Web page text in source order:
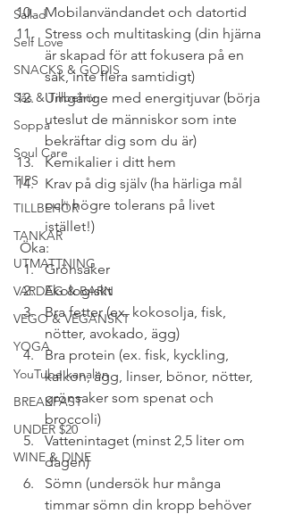
Sallad
Self Love
SNACKS & GODIS
Sås & Tillbehör
Soppa
Soul Care
TIPS
TILLBEHÖR
TANKAR
UTMATTNING
VARDAG & BARN
VEGO & VEGANSKT
YOGA
YouTube kanalen
BREAKFAST
UNDER $20
WINE & DINE
Mobilanvändandet och datortid
Stress och multitasking (din hjärna
är skapad för att fokusera på en
sak, inte flera samtidigt)
Umgänge med energitjuvar (börja
uteslut de människor som inte
bekräftar dig som du är)
Kemikalier i ditt hem
Krav på dig själv (ha härliga mål
och högre tolerans på livet
istället!)
Öka:
Grönsaker
Ekologiskt
Bra fetter (ex. kokosolja, fisk,
nötter, avokado, ägg)
Bra protein (ex. fisk, kyckling,
kalkon, ägg, linser, bönor, nötter,
grönsaker som spenat och
broccoli)
Vattenintaget (minst 2,5 liter om
dagen)
Sömn (undersök hur många
timmar sömn din kropp behöver